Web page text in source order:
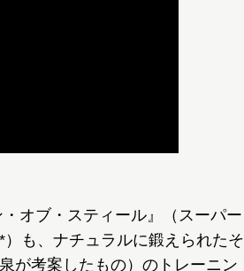
オブ・スティール』（スーパー
も、ナチュラルに鍛えられたそ
が考案したもの）のトレーニン